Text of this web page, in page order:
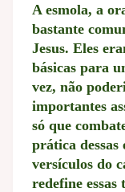
A esmola, a
bastante
Jesus. Eles
básicas para
vez, não
importantes
só que
prática
versículos do
redefine essas